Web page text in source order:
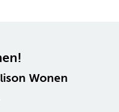
Wonen